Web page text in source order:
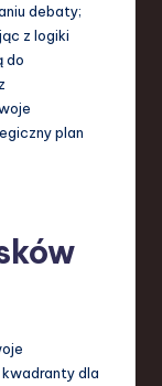
debaty;
z logiki
do
plan
dla